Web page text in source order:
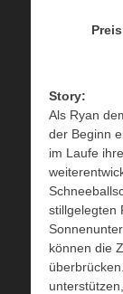
Story:
Als Ryan
der Beginn
im Laufe
stillgelegten
können die